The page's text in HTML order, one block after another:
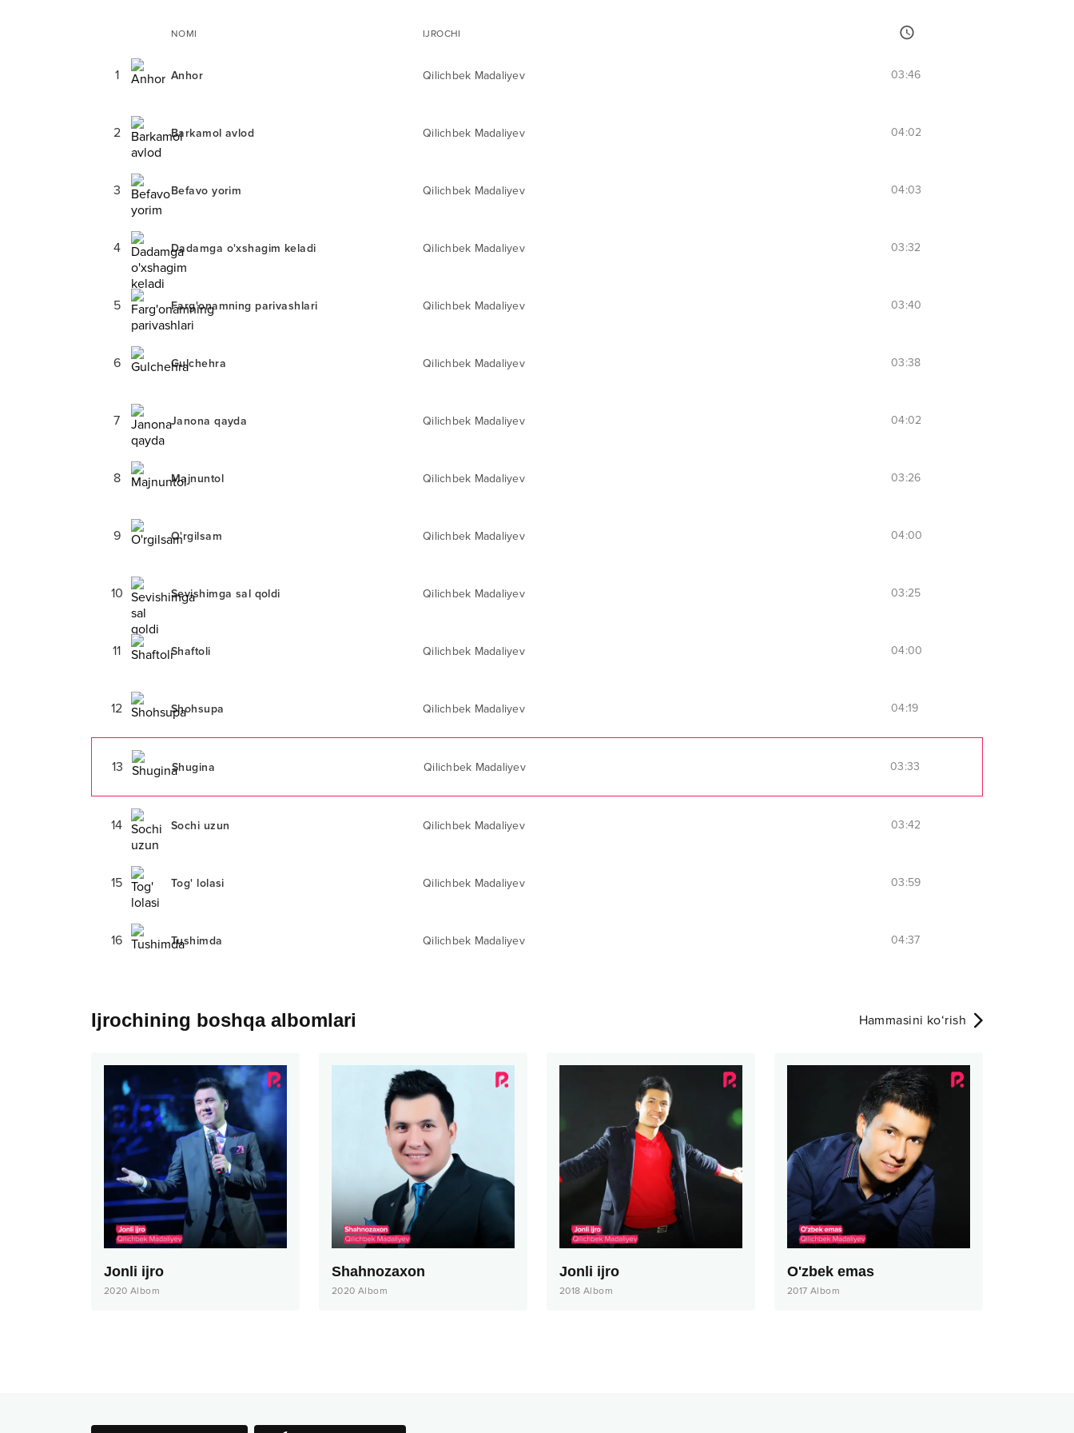
NOMI IJROCHI
1 Anhor Qilichbek Madaliyev 03:46
2 Barkamol avlod Qilichbek Madaliyev 04:02
3 Befavo yorim Qilichbek Madaliyev 04:03
4 Dadamga o'xshagim keladi Qilichbek Madaliyev 03:32
5 Farg'onamning parivashlari Qilichbek Madaliyev 03:40
6 Gulchehra Qilichbek Madaliyev 03:38
7 Janona qayda Qilichbek Madaliyev 04:02
8 Majnuntol Qilichbek Madaliyev 03:26
9 O'rgilsam Qilichbek Madaliyev 04:00
10 Sevishimga sal qoldi Qilichbek Madaliyev 03:25
11 Shaftoli Qilichbek Madaliyev 04:00
12 Shohsupa Qilichbek Madaliyev 04:19
13 Shugina Qilichbek Madaliyev 03:33
14 Sochi uzun Qilichbek Madaliyev 03:42
15 Tog' lolasi Qilichbek Madaliyev 03:59
16 Tushimda Qilichbek Madaliyev 04:37
Ijrochining boshqa albomlari Hammasini ko‘rish
Jonli ijro
2020 Albom
Shahnozaxon
2020 Albom
Jonli ijro
2018 Albom
O'zbek emas
2017 Albom